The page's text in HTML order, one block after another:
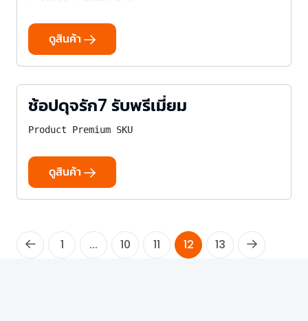
ดูสินค้า
ช้อปดุจรัก7 รับพรีเมี่ยม
Product Premium SKU
ดูสินค้า
1 ... 10 11 12 13